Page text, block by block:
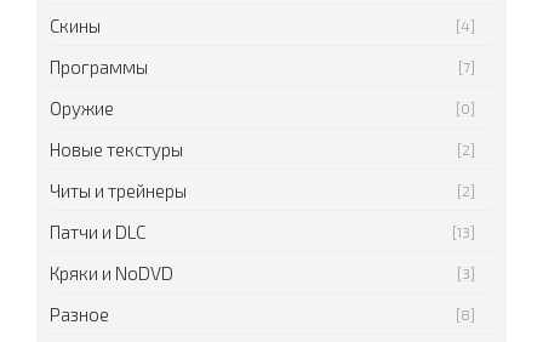
Скины [4]
Программы [7]
Оружие [0]
Новые текстуры [2]
Читы и трейнеры [2]
Патчи и DLC [13]
Кряки и NoDVD [3]
Разное [8]